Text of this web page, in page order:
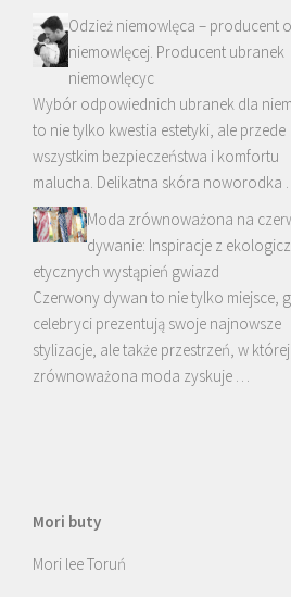
Odzież niemowlęca – producent
niemowlęcej. Producent ubranek
niemowlęcyc
Wybór odpowiednich ubranek dla
to nie tylko kwestia estetyki, ale przede
wszystkim bezpieczeństwa i komfortu
malucha. Delikatna skóra noworodka
Moda zrównoważona na
dywanie: Inspiracje z
etycznych wystąpień gwiazd
Czerwony dywan to nie tylko miejsce,
celebryci prezentują swoje najnowsze
stylizacje, ale także przestrzeń, w której
zrównoważona moda zyskuje …
Mori buty
Mori lee Toruń